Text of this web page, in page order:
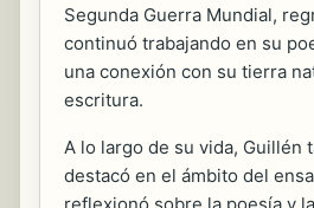
Segunda Guerra Mundial,
continuó trabajando en su
una conexión con su tierra
escritura.
A lo largo de su vida, Guillén
destacó en el ámbito del